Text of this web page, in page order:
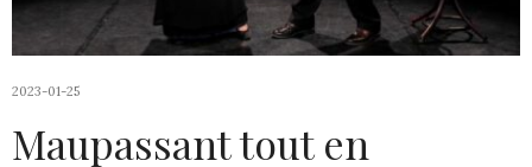
2023-01-25
Maupassant tout en